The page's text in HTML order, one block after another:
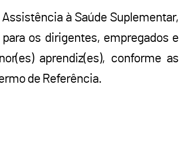
à Saúde Suplementar,
os dirigentes, empregados e
aprendiz(es), conforme as
de Referência.